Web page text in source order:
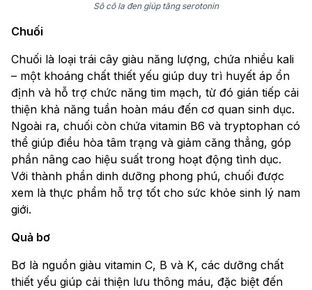
Sô cô la đen giúp tăng serotonin
Chuối
Chuối là loại trái cây giàu năng lượng, chứa nhiều kali
– một khoáng chất thiết yếu giúp duy trì huyết áp ổn
định và hỗ trợ chức năng tim mạch, từ đó gián tiếp cải
thiện khả năng tuần hoàn máu đến cơ quan sinh dục.
Ngoài ra, chuối còn chứa vitamin B6 và tryptophan có
thể giúp điều hòa tâm trạng và giảm căng thẳng, góp
phần nâng cao hiệu suất trong hoạt động tình dục.
Với thành phần dinh dưỡng phong phú, chuối được
xem là thực phẩm hỗ trợ tốt cho sức khỏe sinh lý nam
giới.
Quả bơ
Bơ là nguồn giàu vitamin C, B và K, các dưỡng chất
thiết yếu giúp cải thiện lưu thông máu, đặc biệt đến